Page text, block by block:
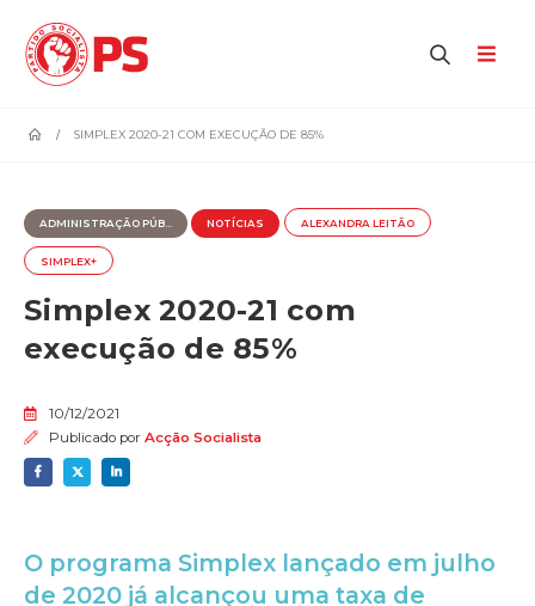
SIMPLEX 2020-21 COM EXECUÇÃO DE 85%
ADMINISTRAÇÃO PÚB... NOTÍCIAS ALEXANDRA LEITÃO
SIMPLEX+
Simplex 2020-21 com
execução de 85%
10/12/2021
Publicado por Acção Socialista
O programa Simplex lançado em julho
de 2020 já alcançou uma taxa de